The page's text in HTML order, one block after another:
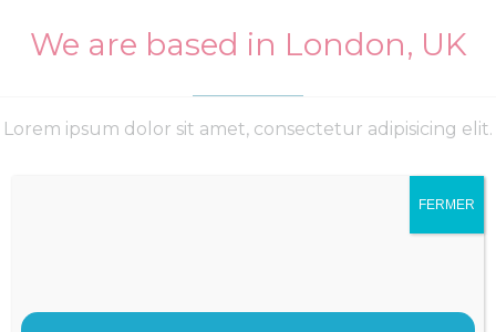
We are based in London, UK
Lorem ipsum dolor sit amet, consectetur adipisicing elit.
FERMER